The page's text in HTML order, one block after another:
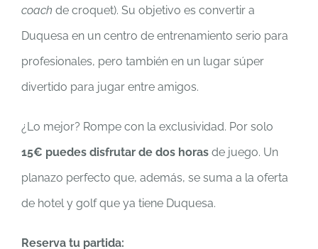
coach de croquet). Su objetivo es convertir a
Duquesa en un centro de entrenamiento serio para
profesionales, pero también en un lugar súper
divertido para jugar entre amigos.
¿Lo mejor? Rompe con la exclusividad. Por solo
15€ puedes disfrutar de dos horas de juego. Un
planazo perfecto que, además, se suma a la oferta
de hotel y golf que ya tiene Duquesa.
Reserva tu partida: